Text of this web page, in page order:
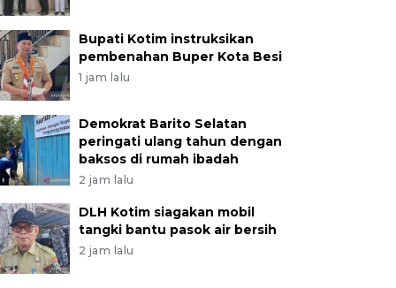
Bupati Kotim instruksikan
pembenahan Buper Kota Besi
1 jam lalu
Demokrat Barito Selatan
peringati ulang tahun dengan
baksos di rumah ibadah
2 jam lalu
DLH Kotim siagakan mobil
tangki bantu pasok air bersih
2 jam lalu